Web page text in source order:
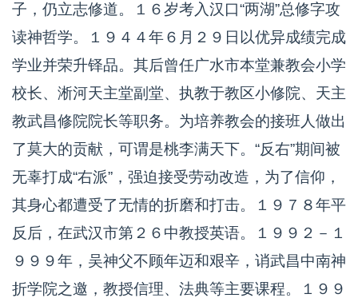
子，仍立志修道。１６岁考入汉口“两湖”总修字攻
读神哲学。１９４４年６月２９日以优异成绩完成
学业并荣升铎品。其后曾任广水市本堂兼教会小学
校长、淅河天主堂副堂、执教于教区小修院、天主
教武昌修院院长等职务。为培养教会的接班人做出
了莫大的贡献，可谓是桃李满天下。“反右”期间被
无辜打成“右派”，强迫接受劳动改造，为了信仰，
其身心都遭受了无情的折磨和打击。１９７８年平
反后，在武汉市第２６中教授英语。１９９２－１
９９９年，吴神父不顾年迈和艰辛，诮武昌中南神
折学院之邀，教授信理、法典等主要课程。１９９